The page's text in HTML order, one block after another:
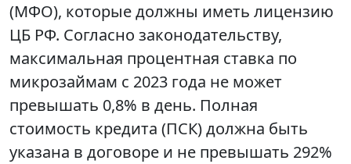
(МФО), которые должны иметь лицензию
ЦБ РФ. Согласно законодательству,
максимальная процентная ставка по
микрозаймам с 2023 года не может
превышать 0,8% в день. Полная
стоимость кредита (ПСК) должна быть
указана в договоре и не превышать 292%